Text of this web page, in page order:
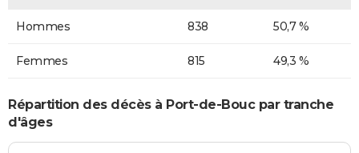
Hommes 838 50,7 %
Femmes 815 49,3 %
Répartition des décès à Port-de-Bouc par tranche
d'âges